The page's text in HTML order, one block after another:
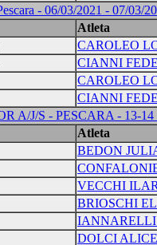
- 06/03/2021 - 07/03/
Atleta
CAROLEO
CIANNI
CAROLEO
CIANNI
A/J/S - PESCARA - 13-
Atleta
BEDON
VECCHI
BRIOSCHI
DOLCI ALICE